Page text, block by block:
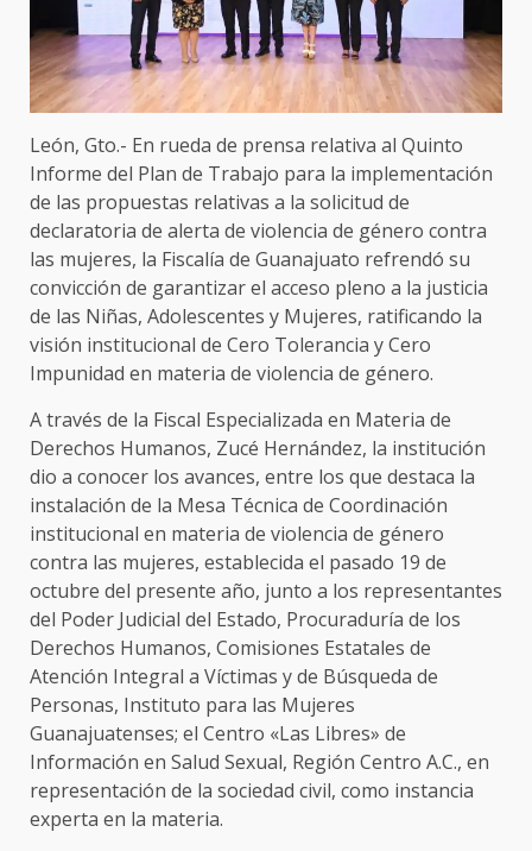
León, Gto.- En rueda de prensa relativa al Quinto
Informe del Plan de Trabajo para la implementación
de las propuestas relativas a la solicitud de
declaratoria de alerta de violencia de género contra
las mujeres, la Fiscalía de Guanajuato refrendó su
convicción de garantizar el acceso pleno a la justicia
de las Niñas, Adolescentes y Mujeres, ratificando la
visión institucional de Cero Tolerancia y Cero
Impunidad en materia de violencia de género.
A través de la Fiscal Especializada en Materia de
Derechos Humanos, Zucé Hernández, la institución
dio a conocer los avances, entre los que destaca la
instalación de la Mesa Técnica de Coordinación
institucional en materia de violencia de género
contra las mujeres, establecida el pasado 19 de
octubre del presente año, junto a los representantes
del Poder Judicial del Estado, Procuraduría de los
Derechos Humanos, Comisiones Estatales de
Atención Integral a Víctimas y de Búsqueda de
Personas, Instituto para las Mujeres
Guanajuatenses; el Centro «Las Libres» de
Información en Salud Sexual, Región Centro A.C., en
representación de la sociedad civil, como instancia
experta en la materia.